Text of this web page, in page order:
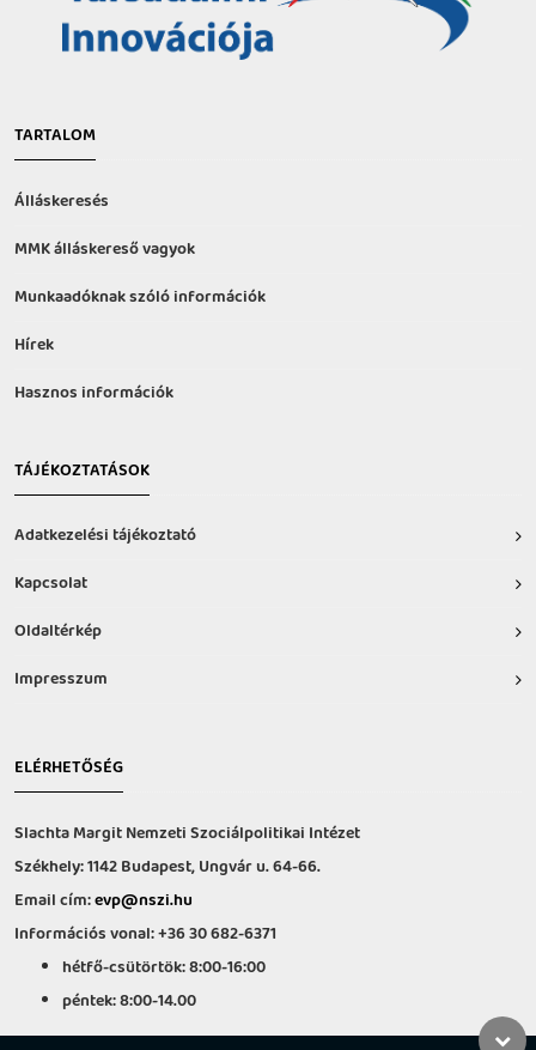
TARTALOM
Álláskeresés
MMK álláskereső vagyok
Munkaadóknak szóló információk
Hírek
Hasznos információk
TÁJÉKOZTATÁSOK
Adatkezelési tájékoztató
Kapcsolat
Oldaltérkép
Impresszum
ELÉRHETŐSÉG
Slachta Margit Nemzeti Szociálpolitikai Intézet
Székhely: 1142 Budapest, Ungvár u. 64-66.
Email cím:evp@nszi.hu
Információs vonal: +36 30 682-6371
hétfő-csütörtök: 8:00-16:00
péntek: 8:00-14.00